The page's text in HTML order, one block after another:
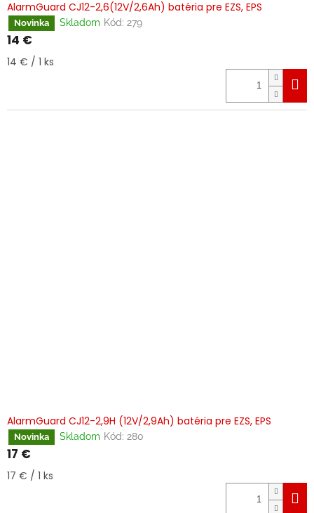
AlarmGuard CJ12-2,6(12V/2,6Ah) batéria pre EZS, EPS
Novinka Skladom Kód: 279
14 €
Jednotková
14 € / 1 ks
AlarmGuard CJ12-2,9H (12V/2,9Ah) batéria pre EZS, EPS
Novinka Skladom Kód: 280
17 €
Jednotková
17 € / 1 ks